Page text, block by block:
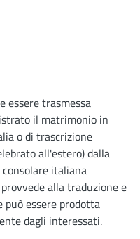
essere trasmessa
il matrimonio in
o di trascrizione
all'estero) dalla
italiana
alla traduzione e
può essere prodotta
dagli interessati.